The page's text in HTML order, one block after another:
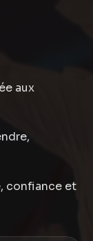
aux
confiance et